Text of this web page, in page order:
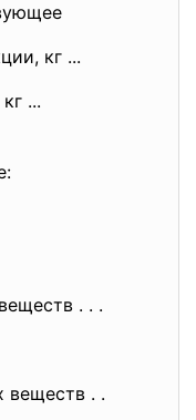
кг ...
...
. . .
веществ . .